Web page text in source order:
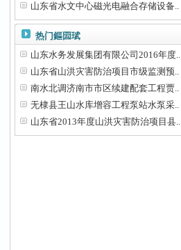
山东省水文中心磁光电融合存储设备..
热门鏂囩珷
山东水务发展集团有限公司2016年度..
山东省山洪灾害防治项目市级监测预..
南水北调济南市市区续建配套工程贾..
无棣县王山水库增容工程泵站水泵采..
山东省2013年度山洪灾害防治项目县..